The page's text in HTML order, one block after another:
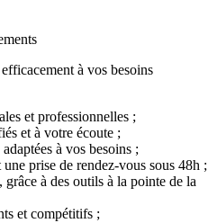
à vos besoins
et professionnelles ;
et à votre écoute ;
à vos besoins ;
prise de rendez-vous sous 48h ;
à des outils à la pointe de la
et compétitifs ;